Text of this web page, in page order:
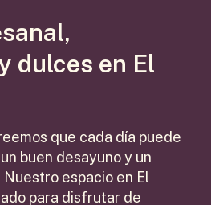
dulces en El
que cada día puede
buen desayuno y un
espacio en El
para disfrutar de